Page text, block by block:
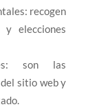
recogen
y elecciones
son las
sitio web y